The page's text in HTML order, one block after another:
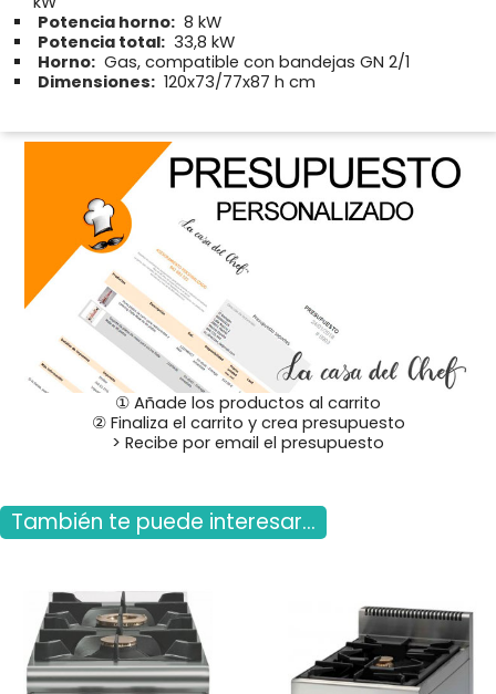
Potencia horno: 8 kW
Potencia total: 33,8 kW
Horno: Gas, compatible con bandejas GN 2/1
Dimensiones: 120x73/77x87 h cm
① Añade los productos al carrito
② Finaliza el carrito y crea presupuesto
> Recibe por email el presupuesto
También te puede interesar...